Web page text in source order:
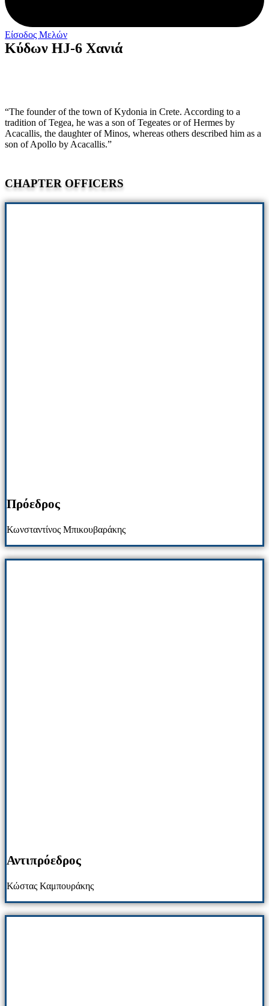
Είσοδος Μελών
Κύδων HJ-6 Χανιά
“The founder of the town of Kydonia in Crete. According to a
tradition of Tegea, he was a son of Tegeates or of Hermes by
Acacallis, the daughter of Minos, whereas others described him as a
son of Apollo by Acacallis.”
CHAPTER OFFICERS
Πρόεδρος
Κωνσταντίνος Μπικουβαράκης
Αντιπρόεδρος
Κώστας Καμπουράκης